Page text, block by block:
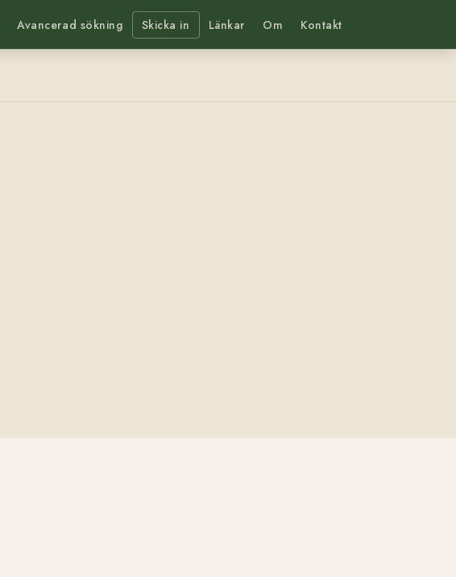
Avancerad sökning Skicka in Länkar Om Kontakt